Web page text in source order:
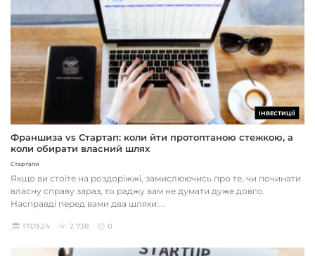
ІНВЕСТИЦІЇ
Франшиза vs Стартап: коли йти протоптаною стежкою, а
коли обирати власний шлях
Стартапи
Якщо ви стоїте на роздоріжжі, замислюючись про те, чи починати
власну справу зараз, то раджу вам не думати дуже довго.
Насправді перед вами два шляхи:...
17.09.24 2 738 0